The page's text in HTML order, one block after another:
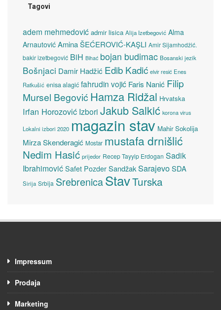
Tagovi
adem mehmedović admir lisica Alija Izetbegović Alma
Arnautović Amina ŠEĆEROVIĆ-KAŞLI Amir Sijamhodžić.
bakir izetbegović BiH Bihać bojan budimac Bosanski jezik
Bošnjaci Damir Hadžić Edib Kadić elvir resić Enes
Ratkušić enisa alagić fahrudin vojić Faris Nanić Filip
Mursel Begović Hamza Ridžal Hrvatska
Irfan Horozović Izbori Jakub Salkić korona virus
Lokalni izbori 2020 magazin stav Mahir Sokolija
Mirza Skenderagić Mostar mustafa drnišlić
Nedim Hasić prijedor Recep Tayyip Erdogan Sadik
Ibrahimović Safet Pozder SandžakSarajevoSDA
Sirija Srbija SrebrenicaStavTurska
Impressum
Prodaja
Marketing